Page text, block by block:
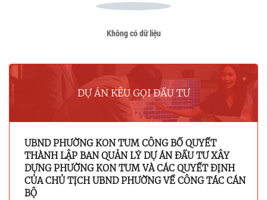
Không có dữ liệu
DỰ ÁN KÊU GỌI ĐẦU TƯ
UBND PHƯỜNG KON TUM CÔNG BỐ QUYẾT
THÀNH LẬP BAN QUẢN LÝ DỰ ÁN ĐẦU TƯ XÂY
DỰNG PHƯỜNG KON TUM VÀ CÁC QUYẾT ĐỊNH
CỦA CHỦ TỊCH UBND PHƯỜNG VỀ CÔNG TÁC CÁN
BỘ